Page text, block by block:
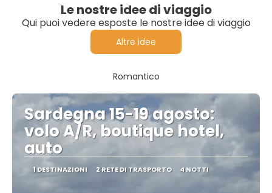
Le nostre idee di viaggio
Qui puoi vedere esposte le nostre idee di viaggio
Altre idee
Romantico
Sardegna 15-19 agosto:
volo A/R, boutique hotel,
auto
1 DESTINAZIONI 2 RETE DI TRASPORTO 4 NOTTI